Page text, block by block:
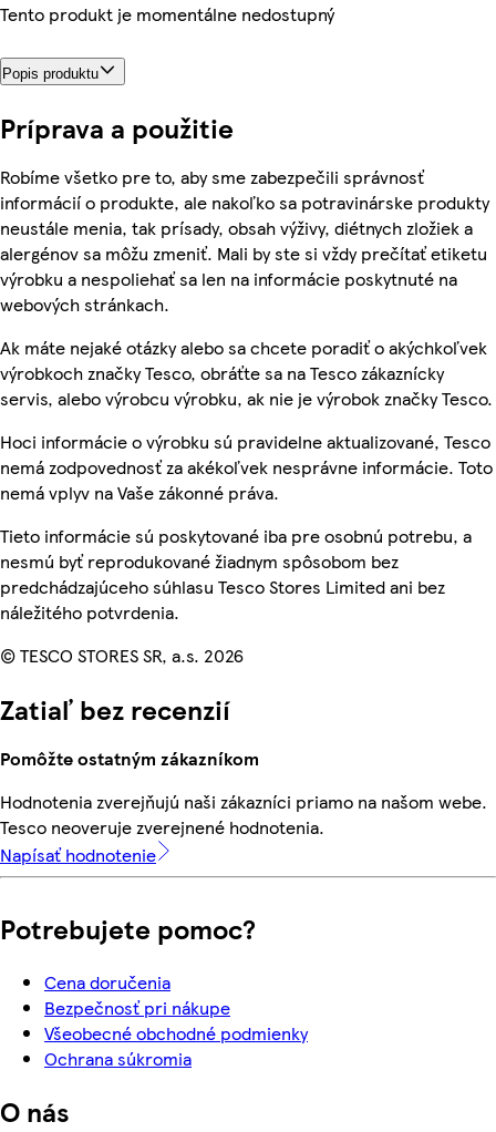
Tento produkt je momentálne nedostupný
Popis produktu
Príprava a použitie
Robíme všetko pre to, aby sme zabezpečili správnosť
informácií o produkte, ale nakoľko sa potravinárske produkty
neustále menia, tak prísady, obsah výživy, diétnych zložiek a
alergénov sa môžu zmeniť. Mali by ste si vždy prečítať etiketu
výrobku a nespoliehať sa len na informácie poskytnuté na
webových stránkach.
Ak máte nejaké otázky alebo sa chcete poradiť o akýchkoľvek
výrobkoch značky Tesco, obráťte sa na Tesco zákaznícky
servis, alebo výrobcu výrobku, ak nie je výrobok značky Tesco.
Hoci informácie o výrobku sú pravidelne aktualizované, Tesco
nemá zodpovednosť za akékoľvek nesprávne informácie. Toto
nemá vplyv na Vaše zákonné práva.
Tieto informácie sú poskytované iba pre osobnú potrebu, a
nesmú byť reprodukované žiadnym spôsobom bez
predchádzajúceho súhlasu Tesco Stores Limited ani bez
náležitého potvrdenia.
© TESCO STORES SR, a.s. 2026
Zatiaľ bez recenzií
Pomôžte ostatným zákazníkom
Hodnotenia zverejňujú naši zákazníci priamo na našom webe.
Tesco neoveruje zverejnené hodnotenia.
Napísať hodnotenie
Potrebujete pomoc?
Cena doručenia
Bezpečnosť pri nákupe
Všeobecné obchodné podmienky
Ochrana súkromia
O nás